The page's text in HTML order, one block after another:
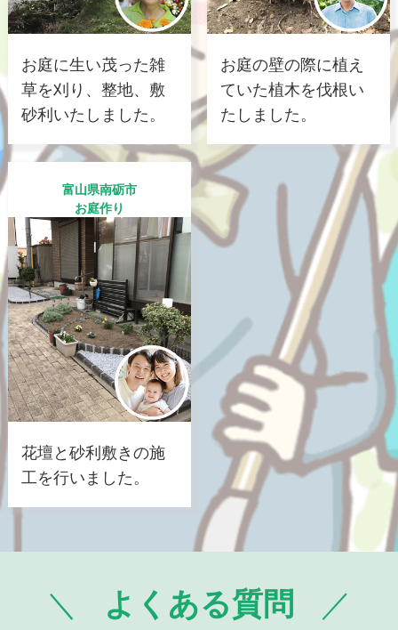
お庭に生い茂った雑
草を刈り、整地、敷
砂利いたしました。
お庭の壁の際に植え
ていた植木を伐根い
たしました。
富山県南砺市
お庭作り
花壇と砂利敷きの施
工を行いました。
よくある質問